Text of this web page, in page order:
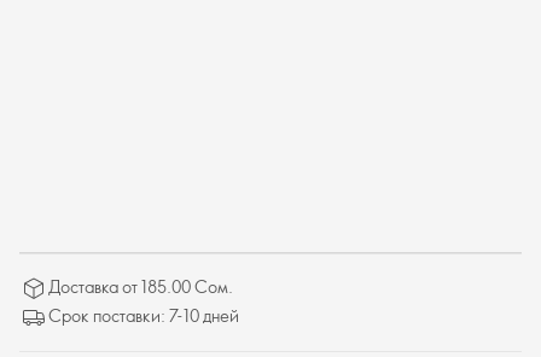
Доставка от 185.00 Сом.
Срок поставки: 7-10 дней